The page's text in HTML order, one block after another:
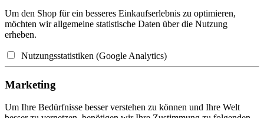
Um den Shop für ein besseres Einkaufserlebnis zu optimieren,
möchten wir allgemeine statistische Daten über die Nutzung
erheben.
Nutzungsstatistiken (Google Analytics)
Marketing
Um Ihre Bedürfnisse besser verstehen zu können und Ihre Welt